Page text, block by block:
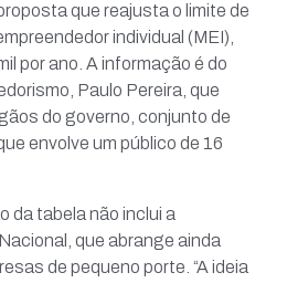
que reajusta o limite de
individual (MEI),
por ano. A informação é do
Paulo Pereira, que
do governo, conjunto de
envolve um público de 16
da tabela não inclui a
que abrange ainda
de pequeno porte. “A ideia